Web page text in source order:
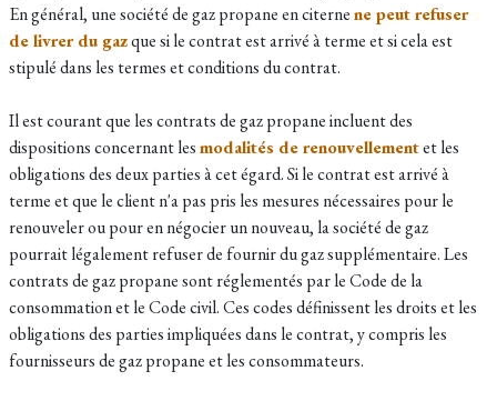
En général, une société de gaz propane en citernene peut refuser
de livrer du gazque si le contrat est arrivé à terme et si cela est
stipulé dans les termes et conditions du contrat.
Il est courant que les contrats de gaz propane incluent des
dispositions concernant lesmodalités de renouvellementet les
obligations des deux parties à cet égard. Si le contrat est arrivé à
terme et que le client n'a pas pris les mesures nécessaires pour le
renouveler ou pour en négocier un nouveau, la société de gaz
pourrait légalement refuser de fournir du gaz supplémentaire. Les
contrats de gaz propane sont réglementés par le Code de la
consommation et le Code civil. Ces codes définissent les droits et les
obligations des parties impliquées dans le contrat, y compris les
fournisseurs de gaz propane et les consommateurs.